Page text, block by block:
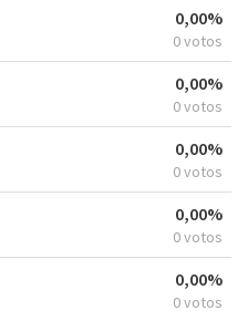
0,00%
0 votos
0,00%
0 votos
0,00%
0 votos
0,00%
0 votos
0,00%
0 votos